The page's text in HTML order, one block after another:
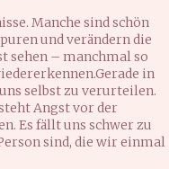
Manche sind schön
und verändern die
sehen – manchmal so
in
selbst zu verurteilen.
Angst vor der
Es fällt uns schwer zu
sind, die wir einmal